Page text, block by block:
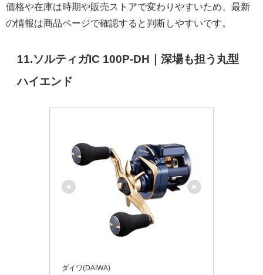
価格や在庫は時期や販売ストアで変わりやすいため、最新
の情報は商品ページで確認すると判断しやすいです。
11.ソルティガIC 100P-DH｜深場も担う丸型
ハイエンド
ダイワ(DAIWA)